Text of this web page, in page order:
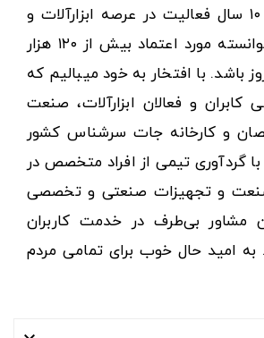
افتخار نزدیک به ۱۰ سال فعالیت در عرصه ابزارآلات و
کالاهای صنعتی توانسته مورد اعتماد بیش از ۱۲۰ هزار
باشد. با افتخار به خود میبالیم که
کابران و فعالان ابزارآلات، صنعت
و کارخانه جات سرشناس کشور
گردآوری تیمی از افراد متخصص در
صنعت و تجهیزات صنعتی و تخصصی
مشاور بی‌طرف در خدمت کاربران
امید حال خوب برای تمامی مردم